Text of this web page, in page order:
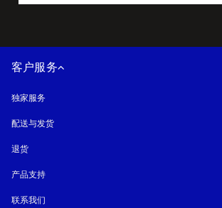
客户服务
独家服务
配送与发货
退货
产品支持
联系我们